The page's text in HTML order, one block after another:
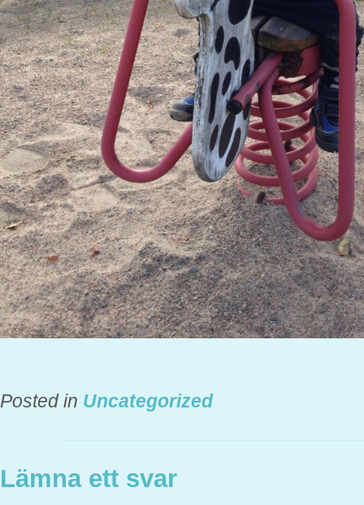
Posted in Uncategorized
Lämna ett svar